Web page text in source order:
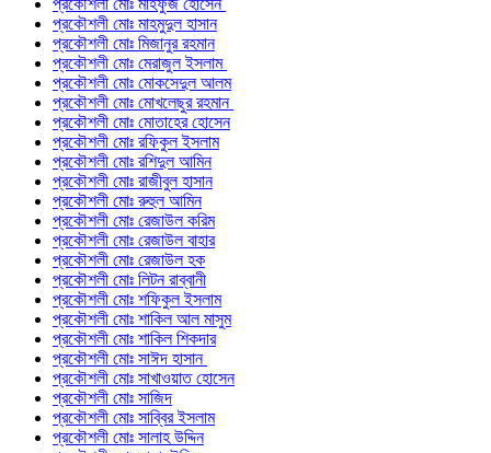
প্রকৌশলী মোঃ মাহফুজ হোসেন
প্রকৌশলী মোঃ মাহমুদুল হাসান
প্রকৌশলী মোঃ মিজানুর রহমান
প্রকৌশলী মোঃ মেরাজুল ইসলাম
প্রকৌশলী মোঃ মোকসেদুল আলম
প্রকৌশলী মোঃ মোখলেছুর রহমান
প্রকৌশলী মোঃ মোতাহের হোসেন
প্রকৌশলী মোঃ রফিকুল ইসলাম
প্রকৌশলী মোঃ রশিদুল আমিন
প্রকৌশলী মোঃ রাজীবুল হাসান
প্রকৌশলী মোঃ রুহুল আমিন
প্রকৌশলী মোঃ রেজাউল করিম
প্রকৌশলী মোঃ রেজাউল বাহার
প্রকৌশলী মোঃ রেজাউল হক
প্রকৌশলী মোঃ লিটন রাব্বানী
প্রকৌশলী মোঃ শফিকুল ইসলাম
প্রকৌশলী মোঃ শাকিল আল মাসুম
প্রকৌশলী মোঃ শাকিল শিকদার
প্রকৌশলী মোঃ সাঈদ হাসান
প্রকৌশলী মোঃ সাখাওয়াত হোসেন
প্রকৌশলী মোঃ সাজিদ
প্রকৌশলী মোঃ সাব্বির ইসলাম
প্রকৌশলী মোঃ সালাহ উদ্দিন